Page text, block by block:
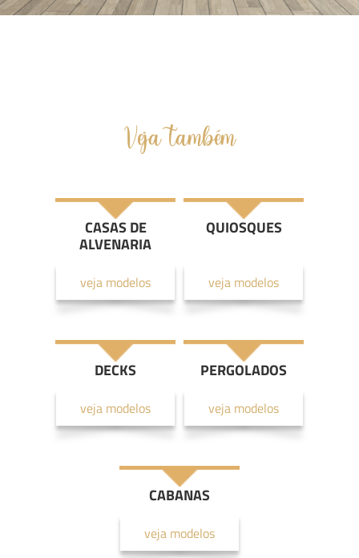
Veja também
CASAS DE
ALVENARIA
veja modelos
QUIOSQUES
veja modelos
DECKS
veja modelos
PERGOLADOS
veja modelos
CABANAS
veja modelos